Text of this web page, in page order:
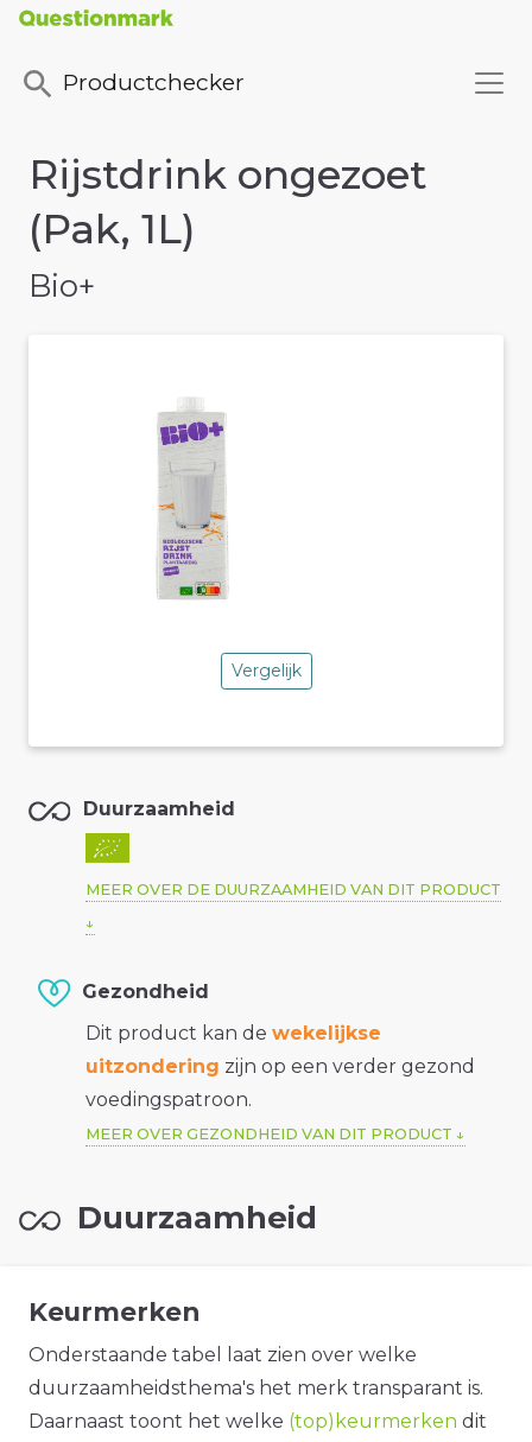
Productchecker
Rijstdrink ongezoet
(Pak, 1L)
Bio+
Vergelijk
Duurzaamheid
MEER OVER DE DUURZAAMHEID VAN DIT PRODUCT
Gezondheid
Dit product kan de wekelijkse
uitzondering zijn op een verder gezond
voedingspatroon.
MEER OVER GEZONDHEID VAN DIT PRODUCT
Duurzaamheid
Keurmerken
Onderstaande tabel laat zien over welke
duurzaamheidsthema's het merk transparant is.
Daarnaast toont het welke (top)keurmerken dit